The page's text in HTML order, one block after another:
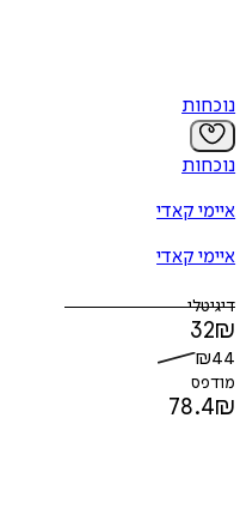
נוכחות
נוכחות
איימי קאדי
איימי קאדי
דיגיטלי
32₪
₪44
מודפס
78.4₪